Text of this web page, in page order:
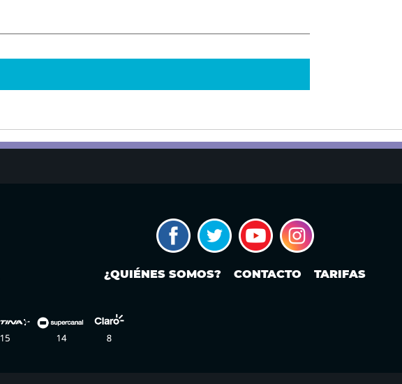
¿QUIÉNES SOMOS? CONTACTO TARIFAS